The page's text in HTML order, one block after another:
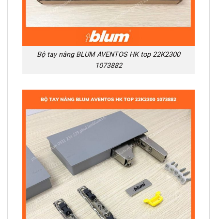
Bộ tay nâng BLUM AVENTOS HK top 22K2300
1073882